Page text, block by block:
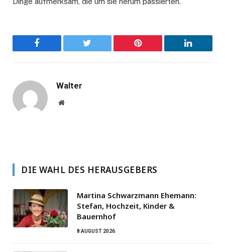
Facebook Twitter Pinterest LinkedIn
Walter
Website
DIE WAHL DES HERAUSGEBERS
Martina Schwarzmann Ehemann:
Stefan, Hochzeit, Kinder &
Bauernhof
8 AUGUST 2026